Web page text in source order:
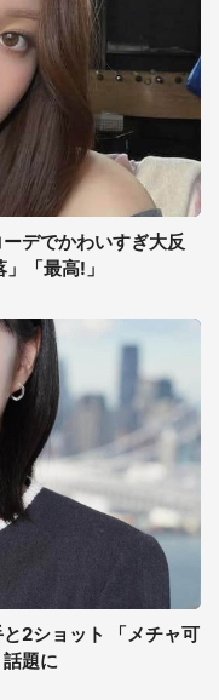
デでかわいすぎ大反
「最高!」
2ショット 「メチャ可
題に